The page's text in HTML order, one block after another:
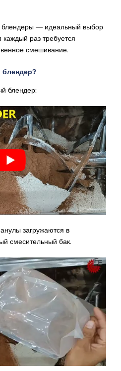
блендеры — идеальный выбор
раз требуется
смешивание.
блендер?
блендер:
загружаются в
смесительный бак.